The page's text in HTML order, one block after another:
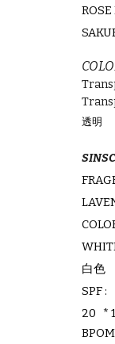
透明
白色
SPF :
20 *